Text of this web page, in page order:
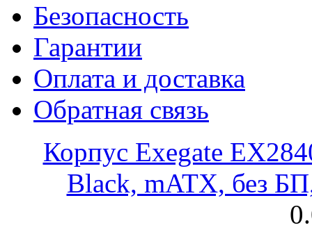
Безопасность
Гарантии
Оплата и доставка
Обратная связь
Корпус Exegate
Black, mATX, без